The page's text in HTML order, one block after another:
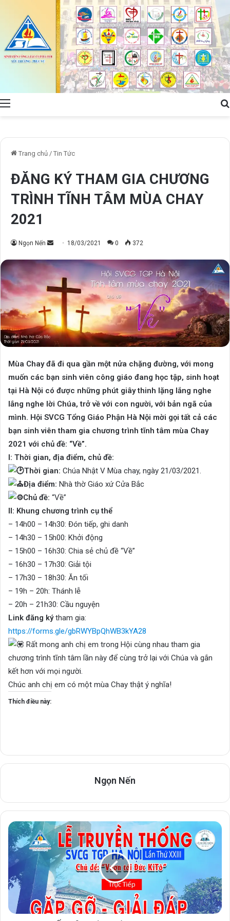
Menu
Trang chủ / Tin Tức
ĐĂNG KÝ THAM GIA CHƯƠNG
TRÌNH TĨNH TÂM MÙA CHAY
2021
Ngọn Nến
Send
email
18/03/2021 0 372
Mùa Chay đã đi qua gần một nửa chặng đường, với mong
muốn các bạn sinh viên công giáo đang học tập, sinh hoạt
tại Hà Nội có được những phút giây thinh lặng lắng nghe
lắng nghe lời Chúa, trở về với con người, với bản ngã của
mình. Hội SVCG Tổng Giáo Phận Hà Nội mời gọi tất cả các
bạn sinh viên tham gia chương trình tĩnh tâm mùa Chay
2021 với chủ đề: “Về”.
I: Thời gian, địa điểm, chủ đề:
Thời gian: Chúa Nhật V Mùa chay, ngày 21/03/2021.
Địa điểm: Nhà thờ Giáo xứ Cửa Bắc
Chủ đề: “Về”
II: Khung chương trình cụ thể
– 14h00 – 14h30: Đón tiếp, ghi danh
– 14h30 – 15h00: Khởi động
– 15h00 – 16h30: Chia sẻ chủ đề “Về”
– 16h30 – 17h30: Giải tội
– 17h30 – 18h30: Ăn tối
– 19h – 20h: Thánh lễ
– 20h – 21h30: Cầu nguyện
Link đăng kýtham gia:
https://forms.gle/gbRWYBpQhWB3kYA28
Rất mong anh chị em trong Hội cùng nhau tham gia
chương trình tĩnh tâm lần này để cùng trở lại với Chúa và gắn
kết hơn với mọi người.
Chúc anh chị em có một mùa Chay thật ý nghĩa!
Thích điều này:
Ngọn Nến